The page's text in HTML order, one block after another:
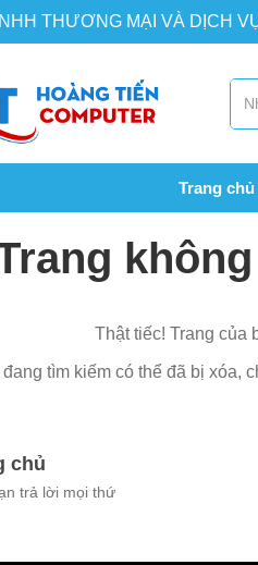
THƯƠNG MẠI VÀ DỊCH
Trang chủ
Thật tiếc! Trang của
tìm kiếm có thể đã bị xóa,
chủ
trả lời mọi thứ